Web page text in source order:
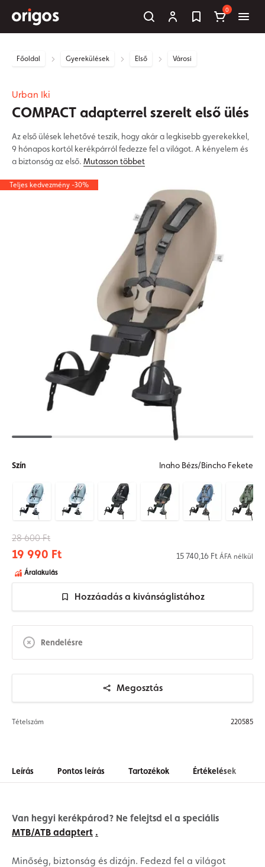
0
Főoldal Gyerekülések Első Városi
Urban Iki
COMPACT adapterrel szerelt első ülés
Az első ülések lehetővé teszik, hogy akár a legkisebb gyerekekkel,
9 hónapos kortól kerékpárról fedezze fel a világot. A kényelem és
a biztonság az első. Mutasson többet
Teljes kedvezmény -30%
Szín Inaho Bézs/Bincho Fekete
28 600 Ft
19 990 Ft 15 740,16 Ft ÁFA nélkül
Áralakulás
Hozzáadás a kivánságlistához
Rendelésre
Megosztás
Tételszám 220585
Leírás Pontos leírás Tartozékok Értékelések
Van hegyi kerékpárod? Ne felejtsd el a speciális
MTB/ATB adaptert .
Minőség, biztonság és dizájn. Fedezd fel a világot